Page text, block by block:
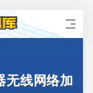
无线网络加